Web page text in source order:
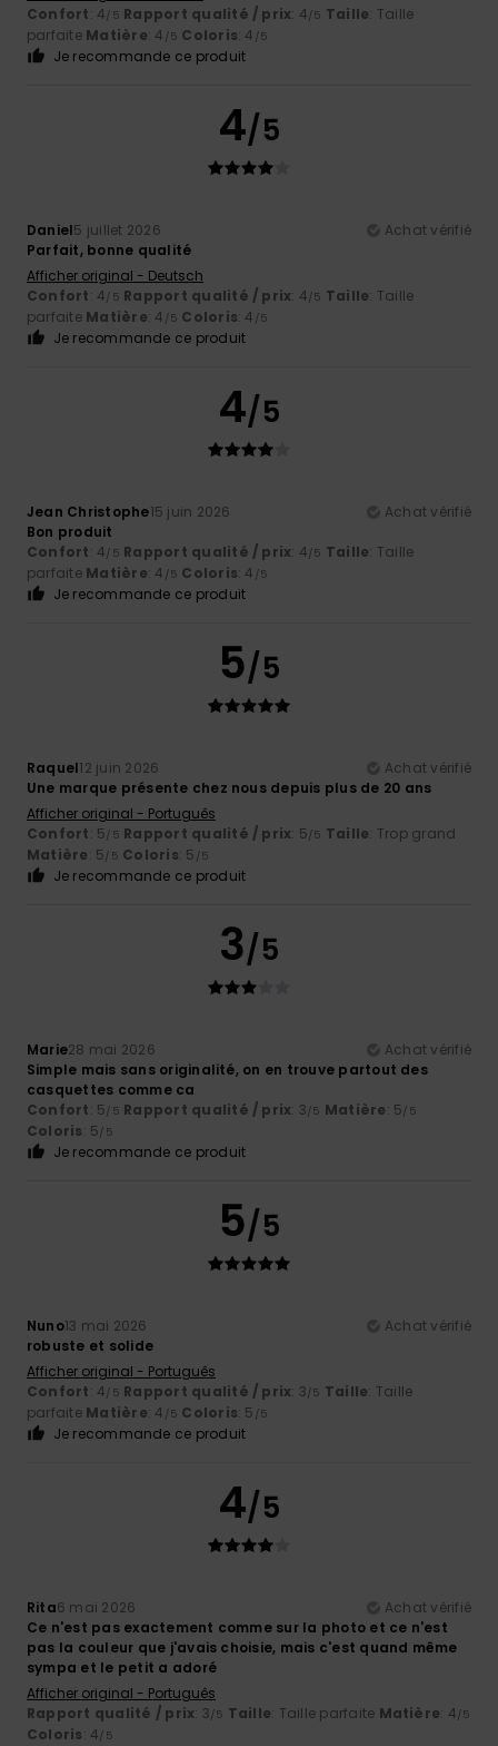
Confort: 4/5 Rapport qualité / prix: 4/5 Taille: Taille
parfaite Matière: 4 /5 Coloris: 4 /5
Je recommande ce produit
4/5
Daniel5 juillet 2026
Achat vérifié
Parfait, bonne qualité
Afficher original - Deutsch
Confort: 4/5 Rapport qualité / prix: 4/5 Taille: Taille
parfaite Matière: 4 /5 Coloris: 4 /5
Je recommande ce produit
4/5
Jean Christophe15 juin 2026
Achat vérifié
Bon produit
Confort: 4/5 Rapport qualité / prix: 4/5 Taille: Taille
parfaite Matière: 4 /5 Coloris: 4 /5
Je recommande ce produit
5/5
Raquel12 juin 2026
Achat vérifié
Une marque présente chez nous depuis plus de 20 ans
Afficher original - Português
Confort: 5/5 Rapport qualité / prix: 5/5 Taille: Trop grand
Matière: 5/5 Coloris: 5 /5
Je recommande ce produit
3/5
Marie28 mai 2026
Achat vérifié
Simple mais sans originalité, on en trouve partout des
casquettes comme ca
Confort: 5/5 Rapport qualité / prix: 3/5 Matière: 5/5
Coloris: 5/5
Je recommande ce produit
5/5
Nuno13 mai 2026
Achat vérifié
robuste et solide
Afficher original - Português
Confort: 4/5 Rapport qualité / prix: 3/5 Taille: Taille
parfaite Matière: 4 /5 Coloris: 5 /5
Je recommande ce produit
4/5
Rita6 mai 2026
Achat vérifié
Ce n'est pas exactement comme sur la photo et ce n'est
pas la couleur que j'avais choisie, mais c'est quand même
sympa et le petit a adoré
Afficher original - Português
Rapport qualité / prix: 3/5 Taille: Taille parfaite Matière: 4/5
Coloris: 4/5